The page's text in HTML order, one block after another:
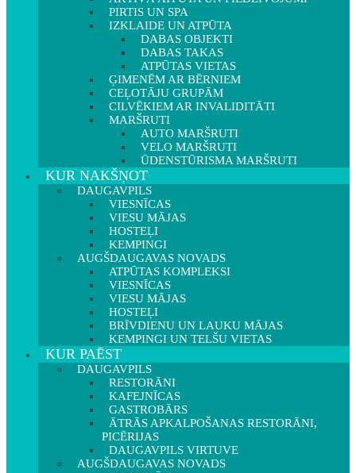
PIRTIS UN SPA
IZKLAIDE UN ATPŪTA
DABAS OBJEKTI
DABAS TAKAS
ATPŪTAS VIETAS
ĢIMENĒM AR BĒRNIEM
CEĻOTĀJU GRUPĀM
CILVĒKIEM AR INVALIDITĀTI
MARŠRUTI
AUTO MARŠRUTI
VELO MARŠRUTI
ŪDENSTŪRISMA MARŠRUTI
KUR NAKŠŅOT
DAUGAVPILS
VIESNĪCAS
VIESU MĀJAS
HOSTEĻI
KEMPINGI
AUGŠDAUGAVAS NOVADS
ATPŪTAS KOMPLEKSI
VIESNĪCAS
VIESU MĀJAS
HOSTEĻI
BRĪVDIENU UN LAUKU MĀJAS
KEMPINGI UN TELŠU VIETAS
KUR PAĒST
DAUGAVPILS
RESTORĀNI
KAFEJNĪCAS
GASTROBĀRS
ĀTRĀS APKALPOŠANAS RESTORĀNI,
PICĒRIJAS
DAUGAVPILS VIRTUVE
AUGŠDAUGAVAS NOVADS